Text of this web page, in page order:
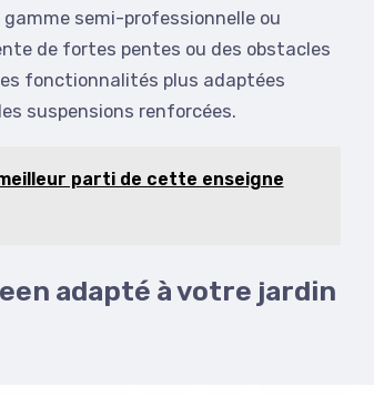
semi-professionnelle ou
de fortes pentes ou des obstacles
fonctionnalités plus adaptées
suspensions renforcées.
parti de cette enseigne
adapté à votre jardin